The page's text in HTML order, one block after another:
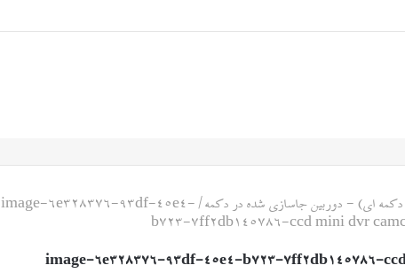
دکمه ای) - دوربین جاسازی شده در دکمه /
image-6e328376-93df-45e4-
b723-7ff2db145786-ccd mini dvr
image-6e328376-93df-45e4-b723-7ff2db145786-